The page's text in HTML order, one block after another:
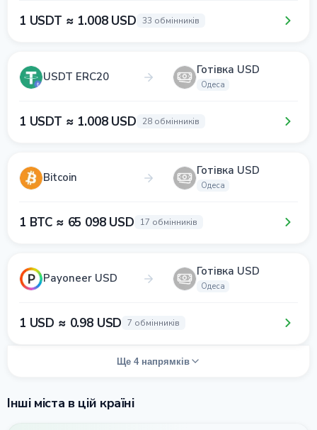
1 USDT ≈ 1.008 USD 33 обмінників
USDT ERC20 Готівка USD
Одеса
1 USDT ≈ 1.008 USD 28 обмінників
Bitcoin Готівка USD
Одеса
1 BTC ≈ 65 098 USD 17 обмінників
Payoneer USD Готівка USD
Одеса
1 USD ≈ 0.98 USD 7 обмінників
Ще 4 напрямків
Інші міста в цій країні